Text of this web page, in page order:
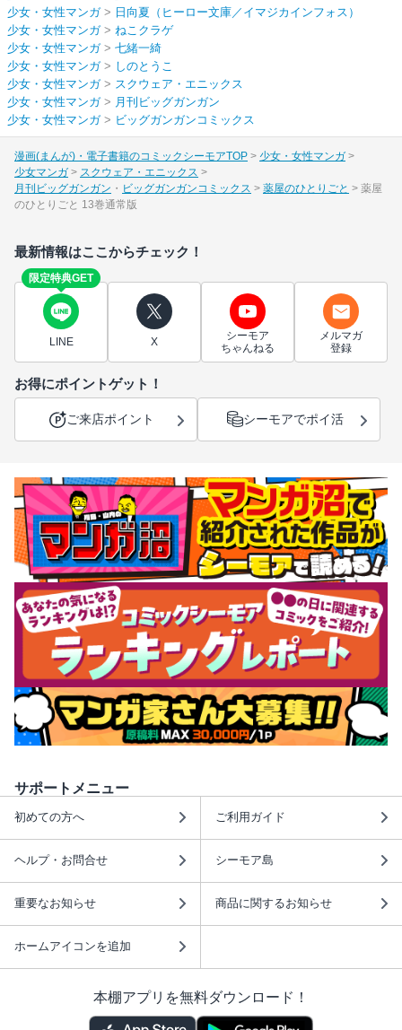
少女・女性マンガ> 日向夏（ヒーロー文庫／イマジカインフォス）
少女・女性マンガ> ねこクラゲ
少女・女性マンガ> 七緒一綺
少女・女性マンガ> しのとうこ
少女・女性マンガ> スクウェア・エニックス
少女・女性マンガ> 月刊ビッグガンガン
少女・女性マンガ> ビッグガンガンコミックス
漫画(まんが)・電子書籍のコミックシーモアTOP
少女・女性マンガ
少女マンガ
スクウェア・エニックス
月刊ビッグガンガン
ビッグガンガンコミックス 薬屋のひとりごと
薬屋
のひとりごと 13巻通常版
最新情報はここからチェック！
限定特典GET
LINE X
シーモア
ちゃんねる
メルマガ
登録
お得にポイントゲット！
ご来店ポイント シーモアでポイ活
サポートメニュー
初めての方へ ご利用ガイド
ヘルプ・お問合せ シーモア島
重要なお知らせ 商品に関するお知らせ
ホームアイコンを追加
本棚アプリを無料ダウンロード！